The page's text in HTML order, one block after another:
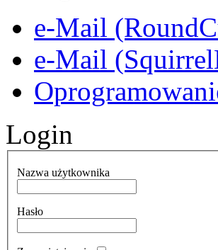
e-Mail
e-Mail
Login
Nazwa użytkownika
Hasło